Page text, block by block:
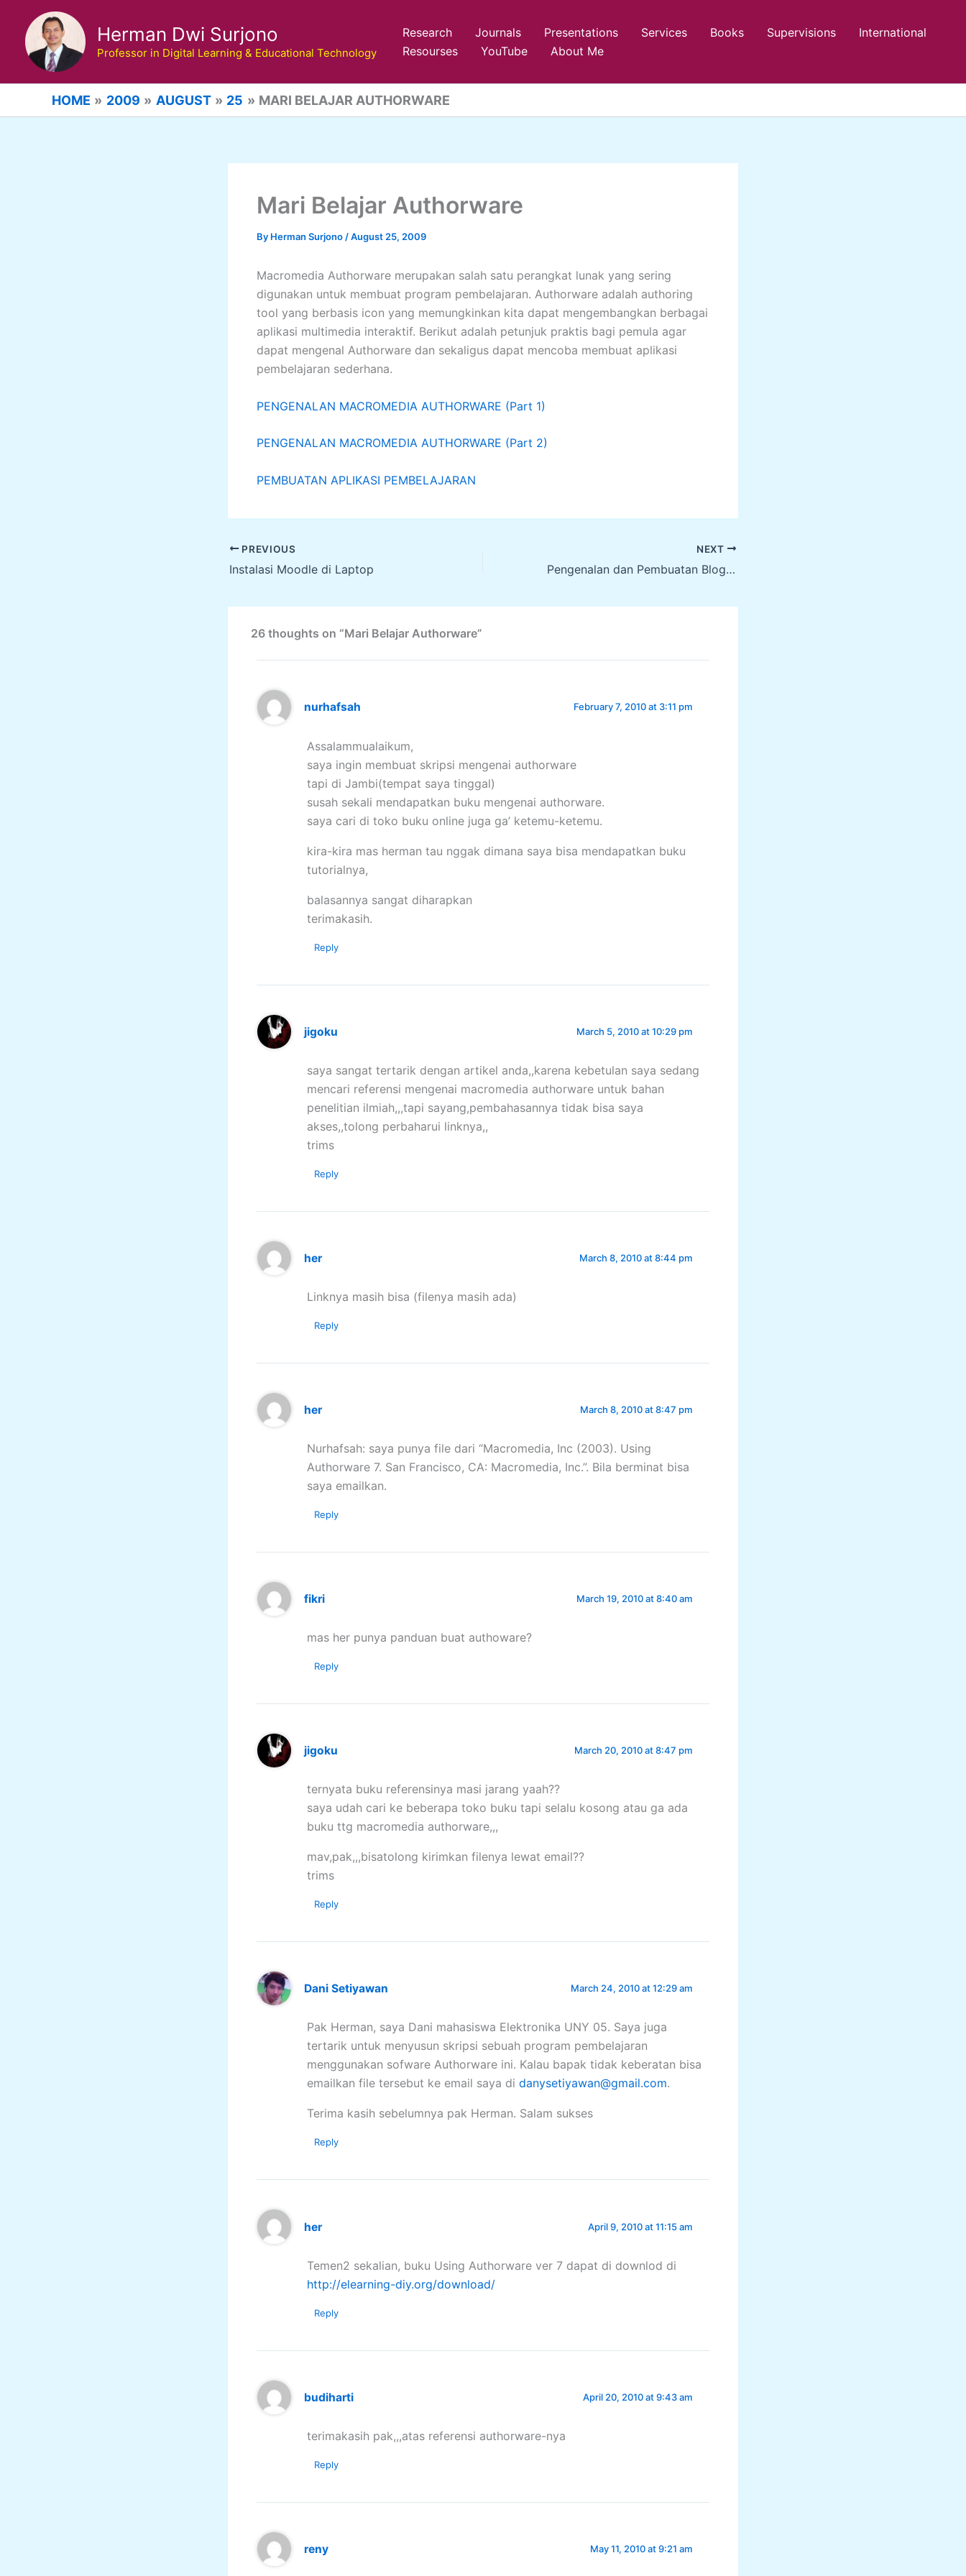
content
Herman Dwi Surjono
Professor in Digital Learning & Educational Technology
Research Journals Presentations Services Books Supervisions
International
Resourses
YouTube About Me
HOME 2009 AUGUST 25 MARI BELAJAR AUTHORWARE
Mari Belajar Authorware
By Herman Surjono /August 25, 2009
Macromedia Authorware merupakan salah satu perangkat lunak yang sering
digunakan untuk membuat program pembelajaran. Authorware adalah authoring
tool yang berbasis icon yang memungkinkan kita dapat mengembangkan berbagai
aplikasi multimedia interaktif. Berikut adalah petunjuk praktis bagi pemula agar
dapat mengenal Authorware dan sekaligus dapat mencoba membuat aplikasi
pembelajaran sederhana.
PENGENALAN MACROMEDIA AUTHORWARE (Part 1)
PENGENALAN MACROMEDIA AUTHORWARE (Part 2)
PEMBUATAN APLIKASI PEMBELAJARAN
PREVIOUS
Instalasi Moodle di Laptop
NEXT
Pengenalan dan Pembuatan Blog UNY
26 thoughts on “Mari Belajar Authorware”
nurhafsah February 7, 2010 at 3:11 pm
Assalammualaikum,
saya ingin membuat skripsi mengenai authorware
tapi di Jambi(tempat saya tinggal)
susah sekali mendapatkan buku mengenai authorware.
saya cari di toko buku online juga ga’ ketemu-ketemu.
kira-kira mas herman tau nggak dimana saya bisa mendapatkan buku
tutorialnya,
balasannya sangat diharapkan
terimakasih.
Reply
jigoku March 5, 2010 at 10:29 pm
saya sangat tertarik dengan artikel anda,,karena kebetulan saya sedang
mencari referensi mengenai macromedia authorware untuk bahan
penelitian ilmiah,,,tapi sayang,pembahasannya tidak bisa saya
akses,,tolong perbaharui linknya,,
trims
Reply
her March 8, 2010 at 8:44 pm
Linknya masih bisa (filenya masih ada)
Reply
her March 8, 2010 at 8:47 pm
Nurhafsah: saya punya file dari “Macromedia, Inc (2003). Using
Authorware 7. San Francisco, CA: Macromedia, Inc.”. Bila berminat bisa
saya emailkan.
Reply
fikri March 19, 2010 at 8:40 am
mas her punya panduan buat authoware?
Reply
jigoku March 20, 2010 at 8:47 pm
ternyata buku referensinya masi jarang yaah??
saya udah cari ke beberapa toko buku tapi selalu kosong atau ga ada
buku ttg macromedia authorware,,,
mav,pak,,,bisatolong kirimkan filenya lewat email??
trims
Reply
Dani Setiyawan March 24, 2010 at 12:29 am
Pak Herman, saya Dani mahasiswa Elektronika UNY 05. Saya juga
tertarik untuk menyusun skripsi sebuah program pembelajaran
menggunakan sofware Authorware ini. Kalau bapak tidak keberatan bisa
emailkan file tersebut ke email saya di danysetiyawan@gmail.com.
Terima kasih sebelumnya pak Herman. Salam sukses
Reply
her April 9, 2010 at 11:15 am
Temen2 sekalian, buku Using Authorware ver 7 dapat di downlod di
http://elearning-diy.org/download/
Reply
budiharti April 20, 2010 at 9:43 am
terimakasih pak,,,atas referensi authorware-nya
Reply
reny May 11, 2010 at 9:21 am